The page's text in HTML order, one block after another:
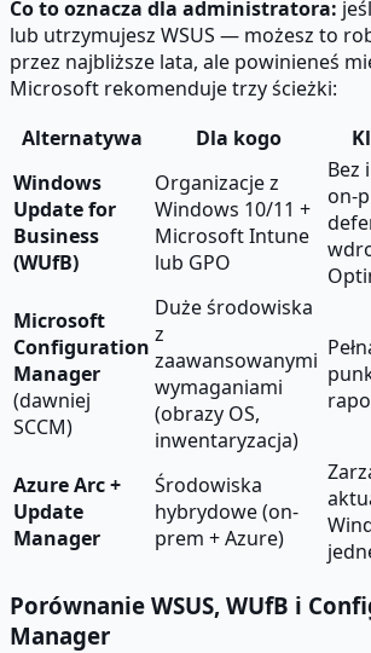
Co to oznacza dla administratora:
lub utrzymujesz WSUS — możesz to
przez najbliższe lata, ale powinieneś
Microsoft rekomenduje trzy ścieżki:
Alternatywa
Dla kogo
Windows
Update for
Business
(WUfB)
Organizacje z
Windows 10/11 +
Microsoft Intune
lub GPO
Bez
on-
Microsoft
Configuration
Manager
(dawniej
SCCM)
Duże środowiska
z
zaawansowanymi
wymaganiami
(obrazy OS,
inwentaryzacja)
Azure Arc +
Update
Manager
Środowiska
hybrydowe (on-
prem + Azure)
Porównanie WSUS, WUfB i
Manager